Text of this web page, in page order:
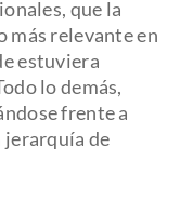
que la
más relevante en
estuviera
lo demás,
frente a
jerarquía de